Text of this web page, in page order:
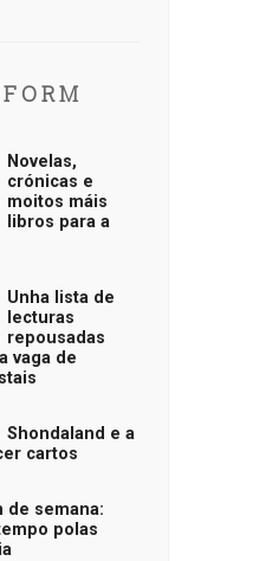
Novelas,
crónicas e
moitos máis
libros para a
Unha lista de
lecturas
repousadas
vaga de
Shondaland e a
cartos
de semana:
polas